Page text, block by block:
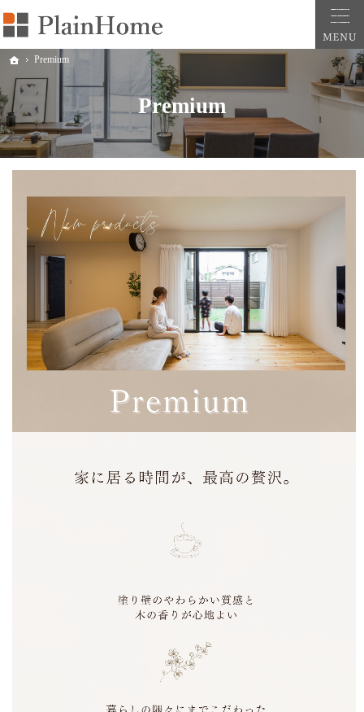
Premium
プレインホーム｜大阪・堺市・和泉市の新築一戸建ては工務店の株式会社平原建築工房（
プレインホーム｜大阪府堺市・和泉市で自然素材のおしゃれでかわいい注文住宅や新築の
ホーム
Premium